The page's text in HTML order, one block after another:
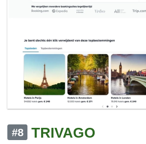
#8 TRIVAGO